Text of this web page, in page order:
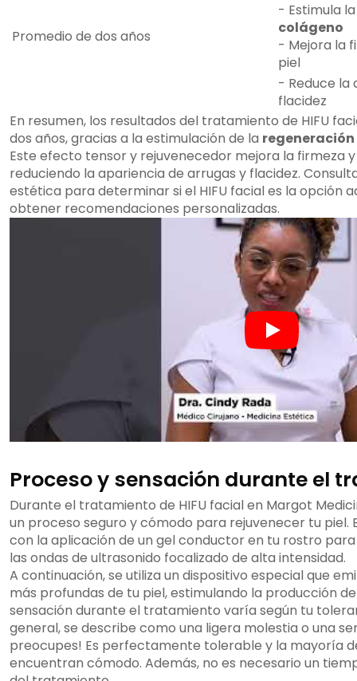
Promedio de dos años
- Estimula
colágeno
- Mejora la
piel
- Reduce la
flacidez
En resumen, los resultados del tratamiento de HIFU
dos años, gracias a la estimulación de la
Este efecto tensor y rejuvenecedor mejora la firmeza
reduciendo la apariencia de arrugas y flacidez.
estética para determinar si el HIFU facial es la opción
obtener recomendaciones personalizadas.
Proceso y sensación durante el
Durante el tratamiento de HIFU facial en Margot
un proceso seguro y cómodo para rejuvenecer tu piel.
con la aplicación de un gel conductor en tu rostro
las ondas de ultrasonido focalizado de alta intensidad.
A continuación, se utiliza un dispositivo especial que
más profundas de tu piel, estimulando la producción
sensación durante el tratamiento varía según tu
general, se describe como una ligera molestia o una
preocupes! Es perfectamente tolerable y la mayoría
encuentran cómodo. Además, no es necesario un